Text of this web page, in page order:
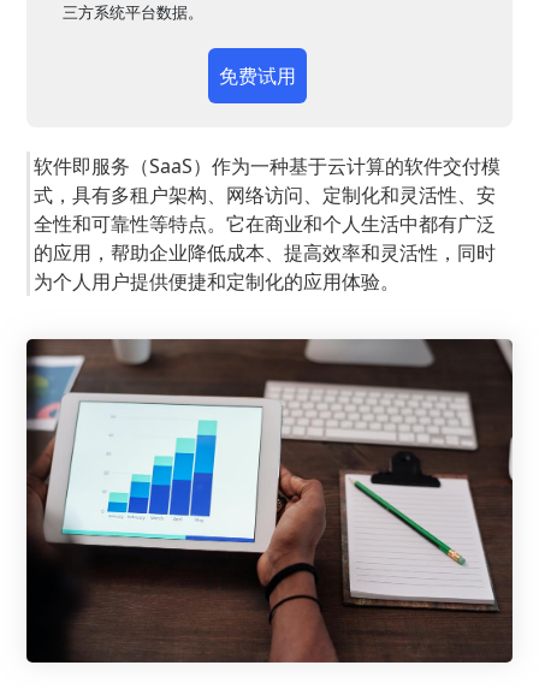
三方系统平台数据。
免费试用
软件即服务（SaaS）作为一种基于云计算的软件交付模
式，具有多租户架构、网络访问、定制化和灵活性、安
全性和可靠性等特点。它在商业和个人生活中都有广泛
的应用，帮助企业降低成本、提高效率和灵活性，同时
为个人用户提供便捷和定制化的应用体验。